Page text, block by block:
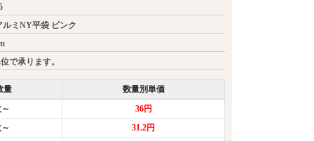
ルミNY平袋 ピンク
で承ります。
量
数量別単価
36円
31.2円